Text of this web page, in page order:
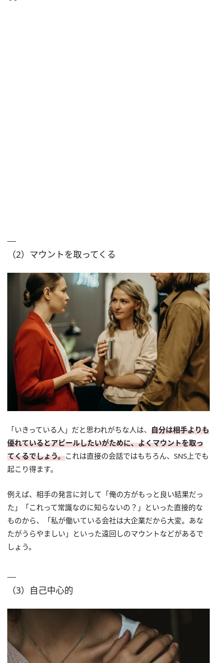
（2）マウントを取ってくる
「いきっている人」だと思われがちな人は、 自分は相手よりも
優れているとアピールしたいがために、よくマウントを取っ
てくるでしょう。これは直接の会話ではもちろん、SNS上でも
起こり得ます。
例えば、相手の発言に対して「俺の方がもっと良い結果だっ
た」「これって常識なのに知らないの？」といった直接的な
ものから、「私が働いている会社は大企業だから大変。あな
たがうらやましい」といった遠回しのマウントなどがあるで
しょう。
（3）自己中心的